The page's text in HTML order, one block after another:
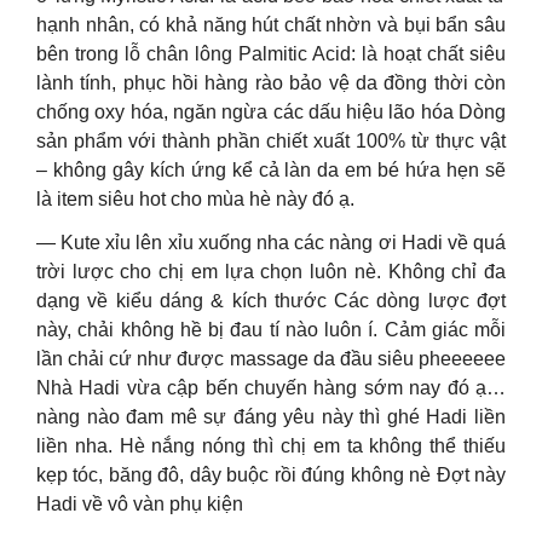
hạnh nhân, có khả năng hút chất nhờn và bụi bẩn sâu
bên trong lỗ chân lông Palmitic Acid: là hoạt chất siêu
lành tính, phục hồi hàng rào bảo vệ da đồng thời còn
chống oxy hóa, ngăn ngừa các dấu hiệu lão hóa Dòng
sản phẩm với thành phần chiết xuất 100% từ thực vật
– không gây kích ứng kể cả làn da em bé hứa hẹn sẽ
là item siêu hot cho mùa hè này đó ạ.
— Kute xỉu lên xỉu xuống nha các nàng ơi Hadi về quá
trời lược cho chị em lựa chọn luôn nè. Không chỉ đa
dạng về kiểu dáng & kích thước Các dòng lược đợt
này, chải không hề bị đau tí nào luôn í. Cảm giác mỗi
lần chải cứ như được massage da đầu siêu pheeeeee
Nhà Hadi vừa cập bến chuyến hàng sớm nay đó ạ…
nàng nào đam mê sự đáng yêu này thì ghé Hadi liền
liền nha. Hè nắng nóng thì chị em ta không thể thiếu
kẹp tóc, băng đô, dây buộc rồi đúng không nè Đợt này
Hadi về vô vàn phụ kiện